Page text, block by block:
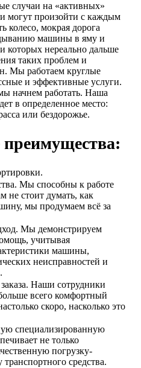
случаи на «активных»
могут произойти с каждым
колесо, мокрая дорога
машины в яму и
которых нереально дальше
таких проблем и
Мы работаем круглые
и эффективные услуги.
начнем работать. Наша
в определенное место:
или бездорожье.
Мы способны к работе
не стоит думать, как
мы продумаем всё за
Мы демонстрируем
учитывая
машины,
неисправностей и
Наши сотрудники
всего комфортный
скоро, насколько это
специализированную
не только
погрузку-
транспортного средства.